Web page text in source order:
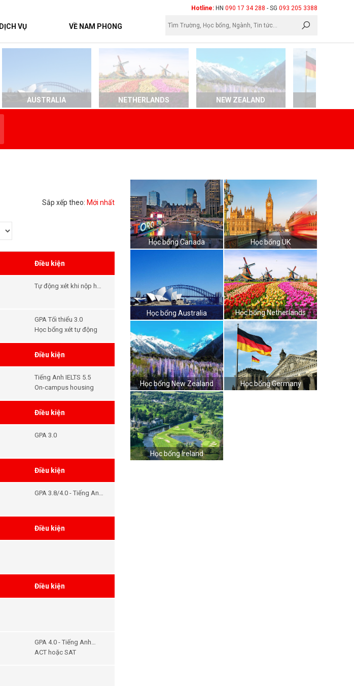
Hotline: HN 090 17 34 288 - SG 093 205 3388
DỊCH VỤ VỀ NAM PHONG
AUSTRALIA NETHERLANDS NEW ZEALAND
Sắp xếp theo: Mới nhất
Điều kiện
Tự động xét khi nộp hồ
GPA Tối thiểu 3.0
Học bổng xét tự động
Điều kiện
Tiếng Anh IELTS 5.5
On-campus housing
Điều kiện
GPA 3.0
Điều kiện
GPA 3.8/4.0 - Tiếng Anh
Điều kiện
Điều kiện
GPA 4.0 - Tiếng Anh
8.0+
ACT hoặc SAT
Học bổng Canada Học bổng UK
Học bổng Australia Học bổng Netherlands
Học bổng New Zealand Học bổng Germany
Học bổng Ireland